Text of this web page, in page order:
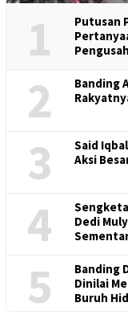
1
Putusan
2
Banding
3
Said
Aksi
4
Dedi
5
Banding
Dinilai
Buruh